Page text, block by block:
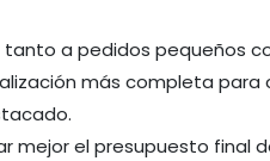
a pedidos pequeños
más completa
mejor el presupuesto final